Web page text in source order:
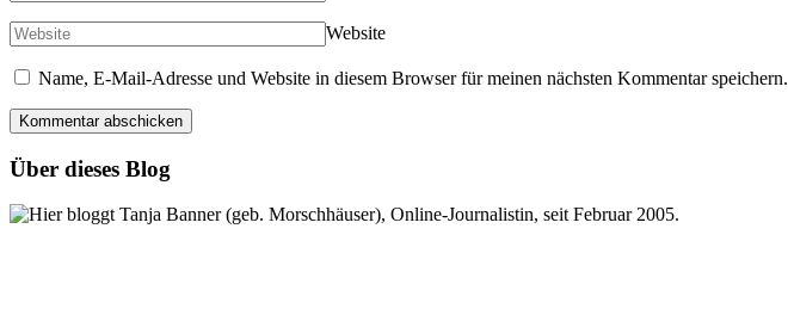
Website
Name, E-Mail-Adresse und Website in diesem Browser für meinen nächsten Kommentar speichern.
Über dieses Blog
Hier bloggt Tanja Banner (geb. Morschhäuser), Online-Journalistin, seit Februar 2005.